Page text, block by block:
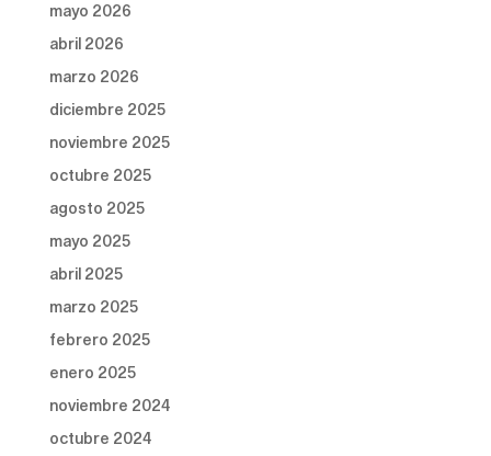
mayo 2026
abril 2026
marzo 2026
diciembre 2025
noviembre 2025
octubre 2025
agosto 2025
mayo 2025
abril 2025
marzo 2025
febrero 2025
enero 2025
noviembre 2024
octubre 2024